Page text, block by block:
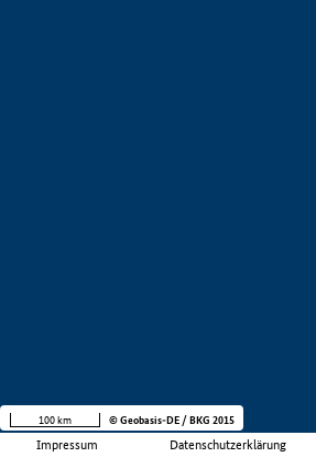
Impressum Datenschutzerklärung
100 km © Geobasis-DE / BKG 2015